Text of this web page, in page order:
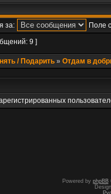
за:
Поле
9 ]
/ Подарить » Отдам в
Powered by phpBB